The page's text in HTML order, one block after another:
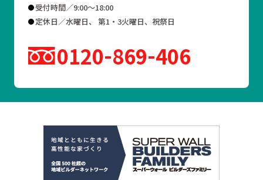
受付時間／9:00～18:00
定休日／水曜日、 第1・3火曜日、祝祭日
0120 869 406